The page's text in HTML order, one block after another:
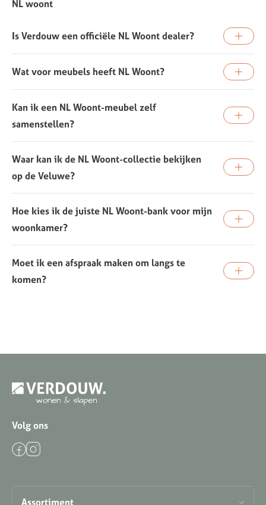
NL woont
Is Verdouw een officiële NL Woont dealer?
Wat voor meubels heeft NL Woont?
Kan ik een NL Woont-meubel zelf
samenstellen?
Waar kan ik de NL Woont-collectie bekijken
op de Veluwe?
Hoe kies ik de juiste NL Woont-bank voor mijn
woonkamer?
Moet ik een afspraak maken om langs te
komen?
Volg ons
Assortiment